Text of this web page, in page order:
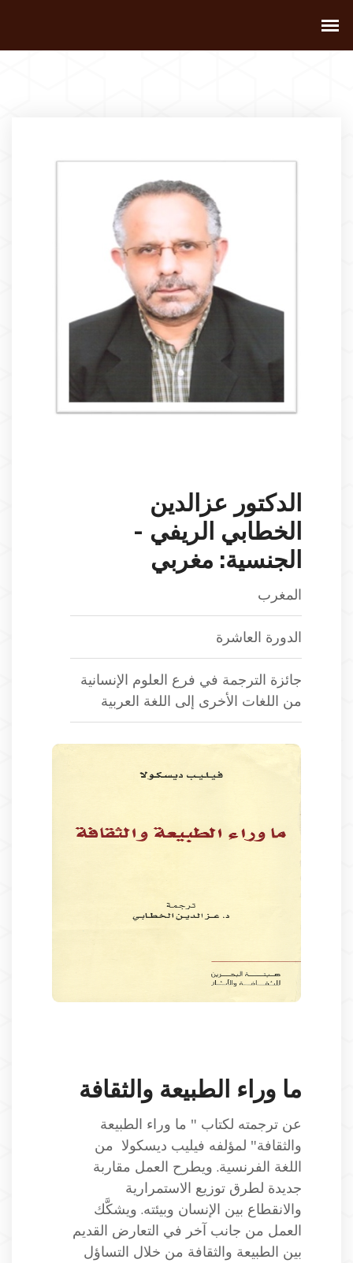
الدكتور عزالدين
الخطابي الريفي -
الجنسية: مغربي
المغرب
الدورة العاشرة
جائزة الترجمة في فرع العلوم الإنسانية
من اللغات الأخرى إلى اللغة العربية
ما وراء الطبيعة والثقافة
عن ترجمته لكتاب " ما وراء الطبيعة
والثقافة" لمؤلفه فيليب ديسكولا من
اللغة الفرنسية. ويطرح العمل مقاربة
جديدة لطرق توزيع الاستمرارية
والانقطاع بين الإنسان وبيئته. ويشكَّك
العمل من جانب آخر في التعارض القديم
بين الطبيعة والثقافة من خلال التساؤل